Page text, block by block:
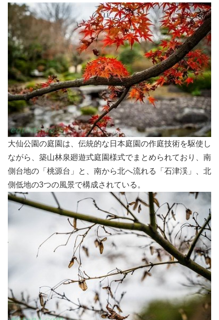
大仙公園の庭園は、伝統的な日本庭園の作庭技術を駆使し
ながら、築山林泉廻遊式庭園様式でまとめられており、南
側台地の「桃源台」と、南から北へ流れる「石津渓」、北
側低地の3つの風景で構成されている。